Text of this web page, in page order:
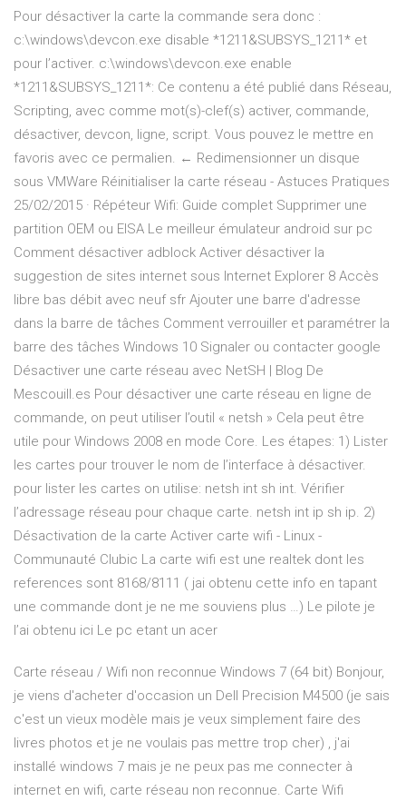
Pour désactiver la carte la commande sera donc :
c:\windows\devcon.exe disable *1211&SUBSYS_1211* et
pour l’activer. c:\windows\devcon.exe enable
*1211&SUBSYS_1211*: Ce contenu a été publié dans Réseau,
Scripting, avec comme mot(s)-clef(s) activer, commande,
désactiver, devcon, ligne, script. Vous pouvez le mettre en
favoris avec ce permalien. ← Redimensionner un disque
sous VMWare Réinitialiser la carte réseau - Astuces Pratiques
25/02/2015 · Répéteur Wifi: Guide complet Supprimer une
partition OEM ou EISA Le meilleur émulateur android sur pc
Comment désactiver adblock Activer désactiver la
suggestion de sites internet sous Internet Explorer 8 Accès
libre bas débit avec neuf sfr Ajouter une barre d'adresse
dans la barre de tâches Comment verrouiller et paramétrer la
barre des tâches Windows 10 Signaler ou contacter google
Désactiver une carte réseau avec NetSH | Blog De
Mescouill.es Pour désactiver une carte réseau en ligne de
commande, on peut utiliser l’outil « netsh » Cela peut être
utile pour Windows 2008 en mode Core. Les étapes: 1) Lister
les cartes pour trouver le nom de l’interface à désactiver.
pour lister les cartes on utilise: netsh int sh int. Vérifier
l’adressage réseau pour chaque carte. netsh int ip sh ip. 2)
Désactivation de la carte Activer carte wifi - Linux -
Communauté Clubic La carte wifi est une realtek dont les
references sont 8168/8111 ( jai obtenu cette info en tapant
une commande dont je ne me souviens plus …) Le pilote je
l’ai obtenu ici Le pc etant un acer
Carte réseau / Wifi non reconnue Windows 7 (64 bit) Bonjour,
je viens d'acheter d'occasion un Dell Precision M4500 (je sais
c'est un vieux modèle mais je veux simplement faire des
livres photos et je ne voulais pas mettre trop cher) , j'ai
installé windows 7 mais je ne peux pas me connecter à
internet en wifi, carte réseau non reconnue. Carte Wifi